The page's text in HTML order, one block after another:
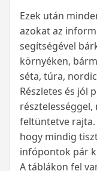
Ezek után
azokat az
segítségével
környéken,
séta, túra,
Részletes és jól
feltüntetve rajta.
hogy mindig
infópontok pár
A táblákon fel